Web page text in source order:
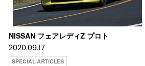
NISSAN フェアレディZ プロト
2020.09.17
SPECIAL ARTICLES